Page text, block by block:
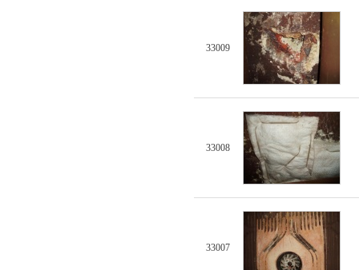
33009
33008
33007